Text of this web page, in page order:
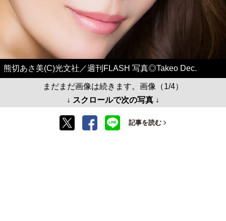
熊切あさ美(C)光文社／週刊FLASH 写真◎Takeo Dec.
まだまだ画像は続きます。画像（1/4）
↓ スクロールで次の写真 ↓
記事を読む